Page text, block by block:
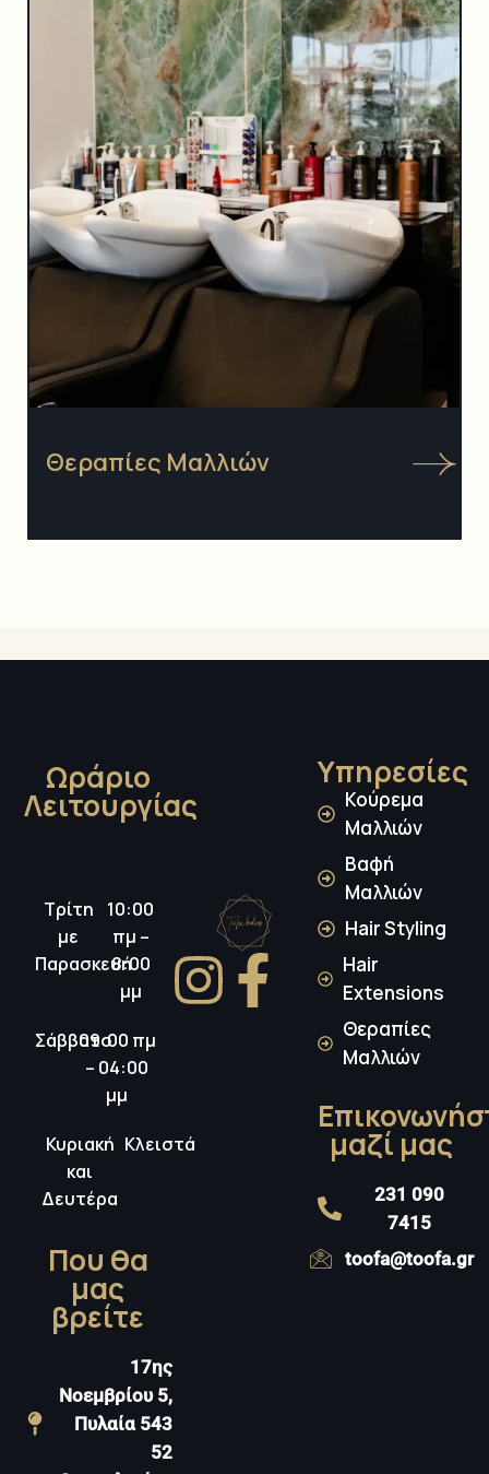
Θεραπίες Μαλλιών
Υπηρεσίες
Κούρεμα
Μαλλιών
Βαφή
Μαλλιών
Hair Styling
Hair
Extensions
Θεραπίες
Μαλλιών
μαζί μας
231 090
7415
toofa@toofa.gr
Ωράριο
Λειτουργίας
Τρίτη
με
Παρασκευή
10:00
πμ –
8:00
μμ
Σάββατο09:00 πμ
– 04:00
μμ
Κυριακή
και
Δευτέρα
Κλειστά
Που θα
μας
βρείτε
17ης
Νοεμβρίου 5,
Πυλαία 543
52